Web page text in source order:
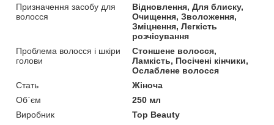
Призначення засобу для
волосся
Відновлення, Для блиску,
Очищення, Зволоження,
Зміцнення, Легкість
розчісування
Проблема волосся і шкіри
голови
Стоншене волосся,
Ламкість, Посічені кінчики,
Ослаблене волосся
Стать
Жіноча
Об`єм
250 мл
Виробник
Top Beauty